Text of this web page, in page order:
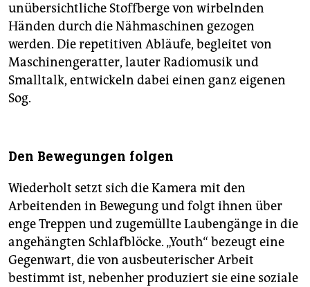
unübersichtliche Stoffberge von wirbelnden
Händen durch die Nähmaschinen gezogen
werden. Die repetitiven Abläufe, begleitet von
Maschinengeratter, lauter Radiomusik und
Smalltalk, entwickeln dabei einen ganz eigenen
Sog.
Den Bewegungen folgen
Wiederholt setzt sich die Kamera mit den
Arbeitenden in Bewegung und folgt ihnen über
enge Treppen und zugemüllte Laubengänge in die
angehängten Schlafblöcke. „Youth“ bezeugt eine
Gegenwart, die von ausbeuterischer Arbeit
bestimmt ist, nebenher produziert sie eine soziale